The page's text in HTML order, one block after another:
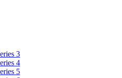
3
4
5